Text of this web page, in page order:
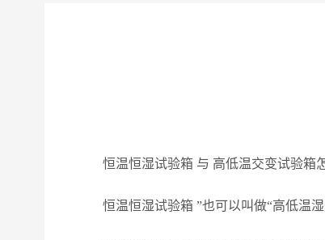
恒温恒湿试验箱 与 高低温交变试验箱
恒温恒湿试验箱 ”也可以叫做“高低温